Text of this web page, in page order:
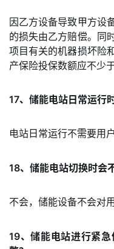
因乙方设备导致甲方设
的损失由乙方赔偿。同
项目有关的机器损坏险
产保险投保数额应不少
17、储能电站日常运行
电站日常运行不需要用户
18、储能电站切换时会
不会，储能设备不会对
19、储能电站进行紧